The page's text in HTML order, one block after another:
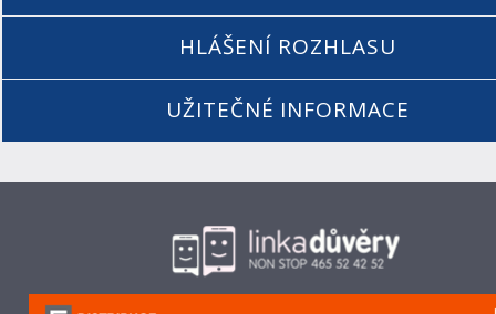
HLÁŠENÍ ROZHLASU
UŽITEČNÉ INFORMACE